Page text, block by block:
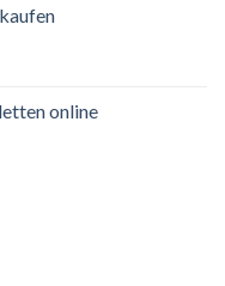
online